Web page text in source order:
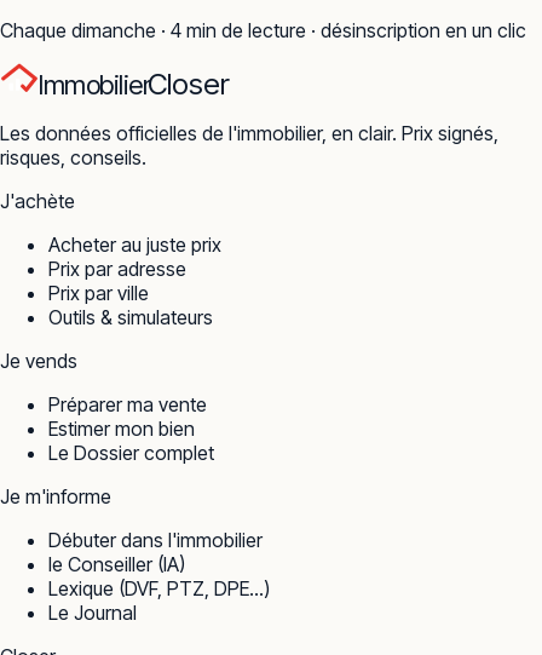
Chaque dimanche · 4 min de lecture · désinscription en un clic
ImmobilierCloser
Les données officielles de l'immobilier, en clair. Prix signés,
risques, conseils.
J'achète
Acheter au juste prix
Prix par adresse
Prix par ville
Outils & simulateurs
Je vends
Préparer ma vente
Estimer mon bien
Le Dossier complet
Je m'informe
Débuter dans l'immobilier
le Conseiller (IA)
Lexique (DVF, PTZ, DPE…)
Le Journal